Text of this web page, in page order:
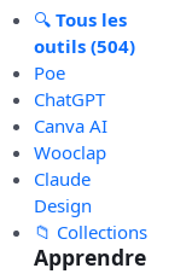
🔍Tous les
outils (504)
Poe
ChatGPT
Canva AI
Wooclap
Claude
Design
📁 Collections
Apprendre